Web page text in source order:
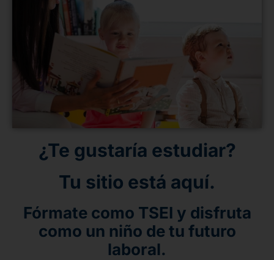
¿Te gustaría estudiar?
Tu sitio está aquí.
Fórmate como TSEI y disfruta
como un niño de tu futuro
laboral.